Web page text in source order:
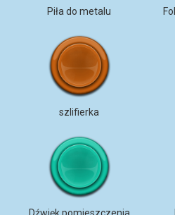
Piła do metalu
szlifierka